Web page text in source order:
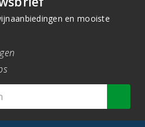
en mooiste